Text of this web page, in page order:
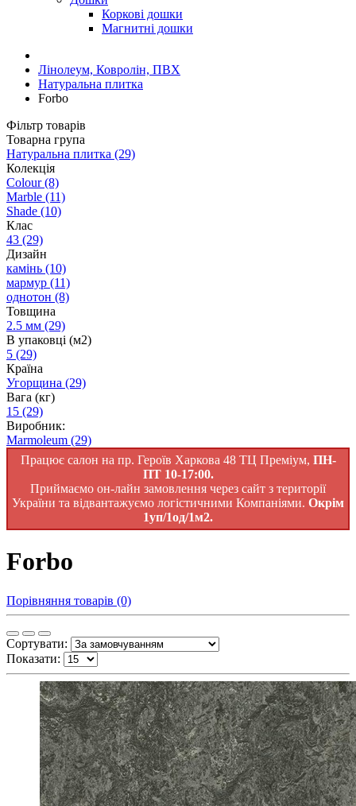
Коркові дошки
Магнитні дошки
Лінолеум, Ковролін, ПВХ
Натуральна плитка
Forbo
Фільтр товарів
Товарна група
Натуральна плитка (29)
Колекція
Colour(8)
Marble (11)
Shade (10)
Клас
43 (29)
Дизайн
камінь (10)
мармур (11)
однотон (8)
Товщина
2.5 мм (29)
В упаковці (м2)
5 (29)
Країна
Угорщина (29)
Вага (кг)
15 (29)
Виробник:
Marmoleum (29)
Працює салон на пр. Героїв Харкова 48 ТЦ Преміум, ПН-
ПТ 10-17:00.
Приймаємо он-лайн замовлення через сайт з території
України та відвантажуємо логістичними Компаніями. Окрім
1уп/1од/1м2.
Forbo
Порівняння товарів (0)
Сортувати:
Показати: